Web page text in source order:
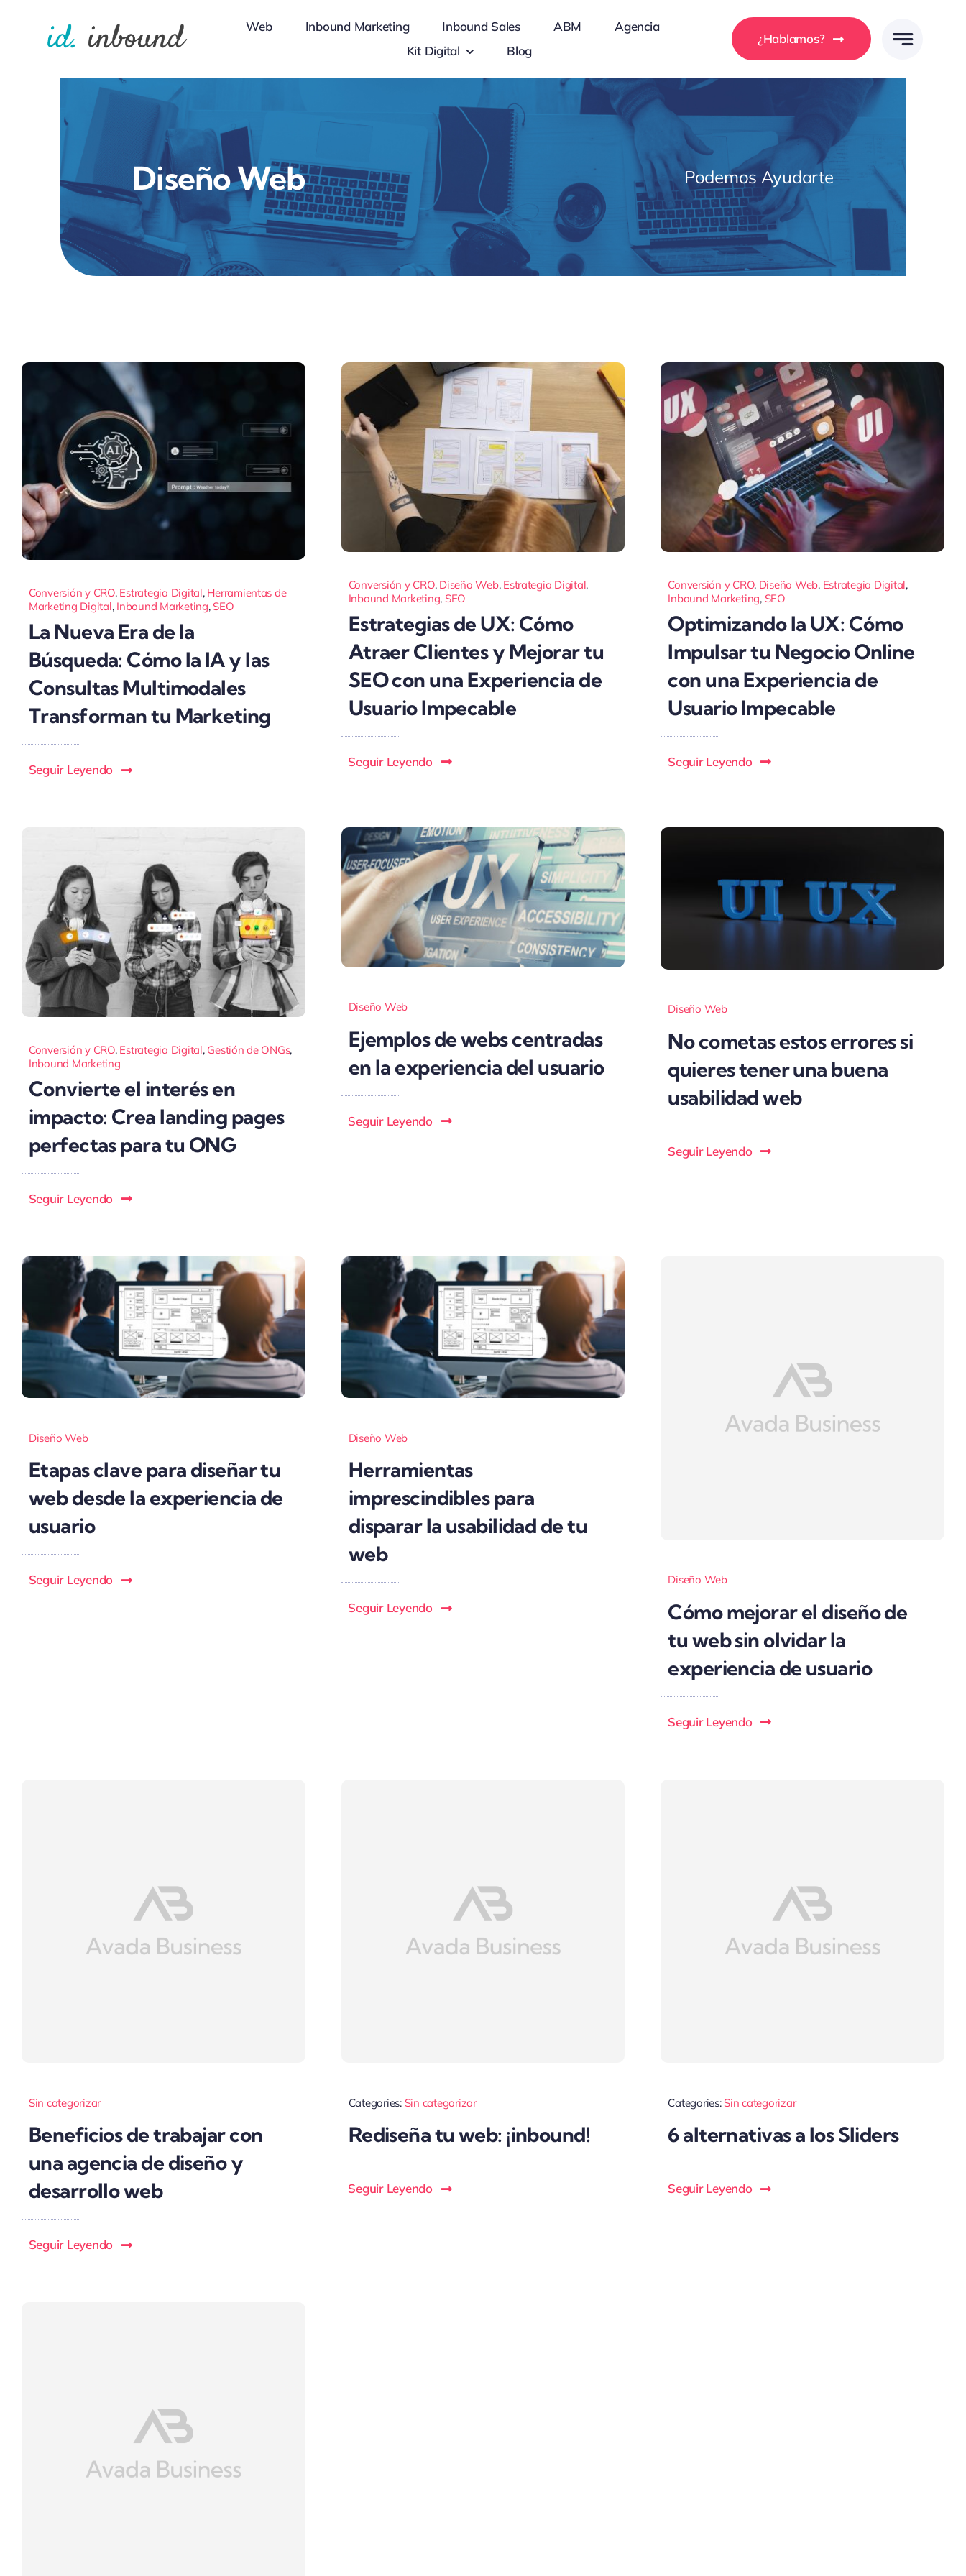
Web Inbound Marketing Inbound Sales ABM
Agencia
Kit Digital
Blog
¿Hablamos?
Diseño Web Podemos Ayudarte
Conversión y CRO, Estrategia Digital, Herramientas de
Marketing Digital, Inbound Marketing, SEO
La Nueva Era de la
Búsqueda: Cómo la IA y las
Consultas Multimodales
Transforman tu Marketing
Seguir Leyendo
Conversión y CRO, Diseño Web, Estrategia Digital,
Inbound Marketing, SEO
Estrategias de UX: Cómo
Atraer Clientes y Mejorar tu
SEO con una Experiencia de
Usuario Impecable
Seguir Leyendo
Conversión y CRO, Diseño Web, Estrategia Digital,
Inbound Marketing, SEO
Optimizando la UX: Cómo
Impulsar tu Negocio Online
con una Experiencia de
Usuario Impecable
Seguir Leyendo
Conversión y CRO, Estrategia Digital, Gestión de ONGs,
Inbound Marketing
Convierte el interés en
impacto: Crea landing pages
perfectas para tu ONG
Seguir Leyendo
Diseño Web
Ejemplos de webs centradas
en la experiencia del usuario
Seguir Leyendo
Diseño Web
No cometas estos errores si
quieres tener una buena
usabilidad web
Seguir Leyendo
Diseño Web
Etapas clave para diseñar tu
web desde la experiencia de
usuario
Seguir Leyendo
Diseño Web
Herramientas
imprescindibles para
disparar la usabilidad de tu
web
Seguir Leyendo
Diseño Web
Cómo mejorar el diseño de
tu web sin olvidar la
experiencia de usuario
Seguir Leyendo
Sin categorizar
Beneficios de trabajar con
una agencia de diseño y
desarrollo web
Seguir Leyendo
Categories: Sin categorizar
Rediseña tu web: ¡inbound!
Seguir Leyendo
Categories: Sin categorizar
6 alternativas a los Sliders
Seguir Leyendo